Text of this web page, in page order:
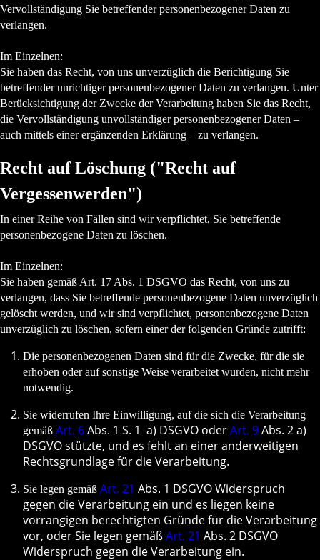
Vervollständigung Sie betreffender personenbezogener Daten zu
verlangen.
Im Einzelnen:
Sie haben das Recht, von uns unverzüglich die Berichtigung Sie
betreffender unrichtiger personenbezogener Daten zu verlangen. Unter
Berücksichtigung der Zwecke der Verarbeitung haben Sie das Recht,
die Vervollständigung unvollständiger personenbezogener Daten –
auch mittels einer ergänzenden Erklärung – zu verlangen.
Recht auf Löschung ("Recht auf
Vergessenwerden")
In einer Reihe von Fällen sind wir verpflichtet, Sie betreffende
personenbezogene Daten zu löschen.
Im Einzelnen:
Sie haben gemäß Art. 17 Abs. 1 DSGVO das Recht, von uns zu
verlangen, dass Sie betreffende personenbezogene Daten unverzüglich
gelöscht werden, und wir sind verpflichtet, personenbezogene Daten
unverzüglich zu löschen, sofern einer der folgenden Gründe zutrifft:
Die personenbezogenen Daten sind für die Zwecke, für die sie
erhoben oder auf sonstige Weise verarbeitet wurden, nicht mehr
notwendig.
Sie widerrufen Ihre Einwilligung, auf die sich die Verarbeitung
gemäß Art. 6Abs. 1 S. 1 a) DSGVO oderArt. 9Abs. 2 a)
DSGVO stützte, und es fehlt an einer anderweitigen
Rechtsgrundlage für die Verarbeitung.
Sie legen gemäß Art. 21 Abs. 1 DSGVO Widerspruch
gegen die Verarbeitung ein und es liegen keine
vorrangigen berechtigten Gründe für die Verarbeitung
vor, oder Sie legen gemäßArt. 21 Abs. 2 DSGVO
Widerspruch gegen die Verarbeitung ein.